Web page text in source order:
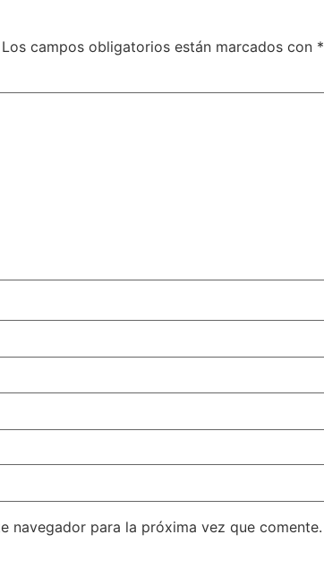
Los campos obligatorios están marcados con *
navegador para la próxima vez que comente.